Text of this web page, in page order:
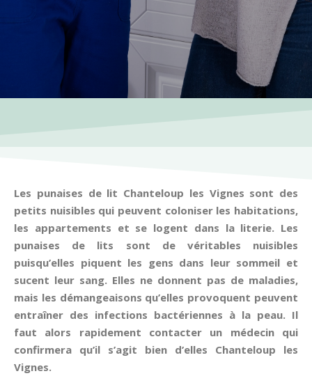
Les punaises de lit Chanteloup les Vignes sont des
petits nuisibles qui peuvent coloniser les habitations,
les appartements et se logent dans la literie. Les
punaises de lits sont de véritables nuisibles
puisqu’elles piquent les gens dans leur sommeil et
sucent leur sang. Elles ne donnent pas de maladies,
mais les démangeaisons qu’elles provoquent peuvent
entraîner des infections bactériennes à la peau. Il
faut alors rapidement contacter un médecin qui
confirmera qu’il s’agit bien d’elles Chanteloup les
Vignes.